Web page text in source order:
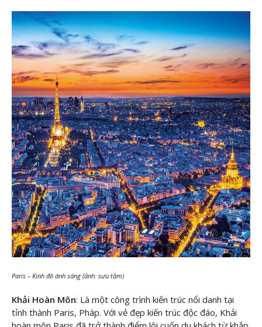
Paris – Kinh đô ánh sáng (ảnh: sưu tầm)
Khải Hoàn Môn: Là một công trình kiến trúc nổi danh tại
tỉnh thành Paris, Pháp. Với vẻ đẹp kiến trúc độc đáo, Khải